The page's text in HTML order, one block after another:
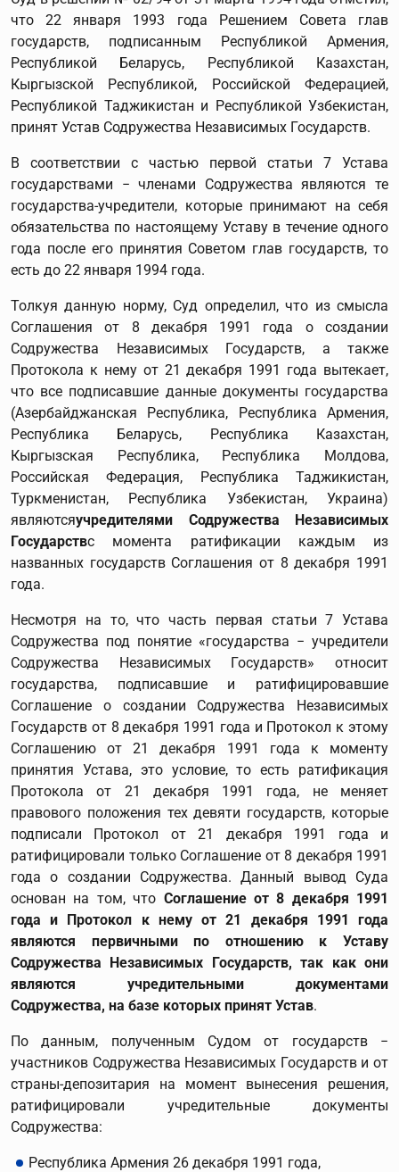
что 22 января 1993 года Решением Совета глав
государств, подписанным Республикой Армения,
Республикой Беларусь, Республикой Казахстан,
Кыргызской Республикой, Российской Федерацией,
Республикой Таджикистан и Республикой Узбекистан,
принят Устав Содружества Независимых Государств.
В соответствии с частью первой статьи 7 Устава
государствами − членами Содружества являются те
государства-учредители, которые принимают на себя
обязательства по настоящему Уставу в течение одного
года после его принятия Советом глав государств, то
есть до 22 января 1994 года.
Толкуя данную норму, Суд определил, что из смысла
Соглашения от 8 декабря 1991 года о создании
Содружества Независимых Государств, а также
Протокола к нему от 21 декабря 1991 года вытекает,
что все подписавшие данные документы государства
(Азербайджанская Республика, Республика Армения,
Республика Беларусь, Республика Казахстан,
Кыргызская Республика, Республика Молдова,
Российская Федерация, Республика Таджикистан,
Туркменистан, Республика Узбекистан, Украина)
являютсяучредителями Содружества Независимых
Государствс момента ратификации каждым из
названных государств Соглашения от 8 декабря 1991
года.
Несмотря на то, что часть первая статьи 7 Устава
Содружества под понятие «государства − учредители
Содружества Независимых Государств» относит
государства, подписавшие и ратифицировавшие
Соглашение о создании Содружества Независимых
Государств от 8 декабря 1991 года и Протокол к этому
Соглашению от 21 декабря 1991 года к моменту
принятия Устава, это условие, то есть ратификация
Протокола от 21 декабря 1991 года, не меняет
правового положения тех девяти государств, которые
подписали Протокол от 21 декабря 1991 года и
ратифицировали только Соглашение от 8 декабря 1991
года о создании Содружества. Данный вывод Суда
основан на том, что Соглашение от 8 декабря 1991
года и Протокол к нему от 21 декабря 1991 года
являются первичными по отношению к Уставу
Содружества Независимых Государств, так как они
являются учредительными документами
Содружества, на базе которых принят Устав.
По данным, полученным Судом от государств −
участников Содружества Независимых Государств и от
страны-депозитария на момент вынесения решения,
ратифицировали учредительные документы
Содружества:
Республика Армения 26 декабря 1991 года,